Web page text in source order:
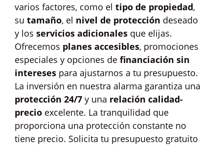
varios factores, como el tipo de propiedad,
su tamaño, el nivel de protección deseado
y los servicios adicionales que elijas.
Ofrecemos planes accesibles, promociones
especiales y opciones de financiación sin
intereses para ajustarnos a tu presupuesto.
La inversión en nuestra alarma garantiza una
protección 24/7 y una relación calidad-
precio excelente. La tranquilidad que
proporciona una protección constante no
tiene precio. Solicita tu presupuesto gratuito